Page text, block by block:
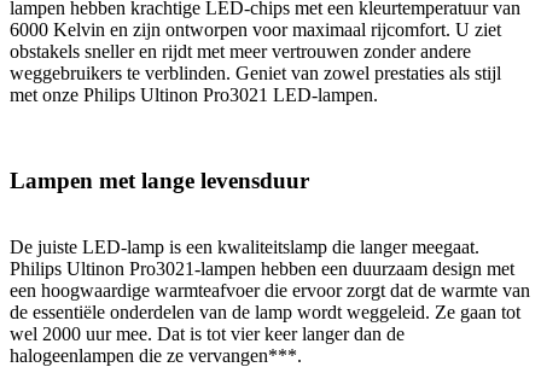
lampen hebben krachtige LED-chips met een kleurtemperatuur van
6000 Kelvin en zijn ontworpen voor maximaal rijcomfort. U ziet
obstakels sneller en rijdt met meer vertrouwen zonder andere
weggebruikers te verblinden. Geniet van zowel prestaties als stijl
met onze Philips Ultinon Pro3021 LED-lampen.
Lampen met lange levensduur
De juiste LED-lamp is een kwaliteitslamp die langer meegaat.
Philips Ultinon Pro3021-lampen hebben een duurzaam design met
een hoogwaardige warmteafvoer die ervoor zorgt dat de warmte van
de essentiële onderdelen van de lamp wordt weggeleid. Ze gaan tot
wel 2000 uur mee. Dat is tot vier keer langer dan de
halogeenlampen die ze vervangen***.